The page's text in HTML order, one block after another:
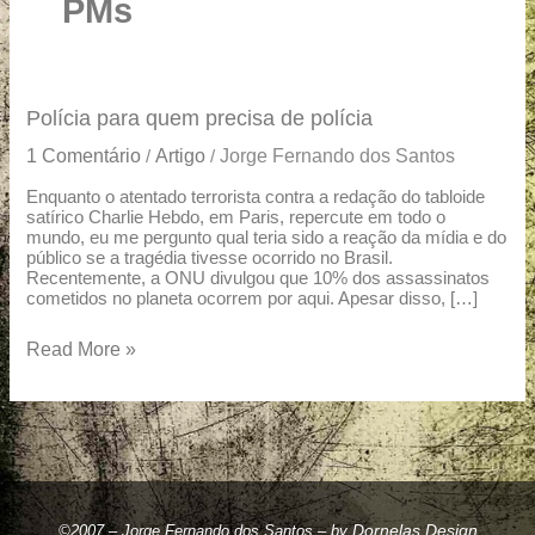
PMs
Polícia para quem precisa de polícia
1 Comentário /Artigo /Jorge Fernando dos Santos
Enquanto o atentado terrorista contra a redação do tabloide
satírico Charlie Hebdo, em Paris, repercute em todo o
mundo, eu me pergunto qual teria sido a reação da mídia e do
público se a tragédia tivesse ocorrido no Brasil.
Recentemente, a ONU divulgou que 10% dos assassinatos
cometidos no planeta ocorrem por aqui. Apesar disso, […]
Polícia
quem
precisa
de
polícia
Read More »
©2007 – Jorge Fernando dos Santos – byDornelas Design